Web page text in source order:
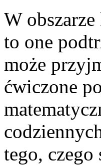
W
to one
może
ćwiczone
tego, czego